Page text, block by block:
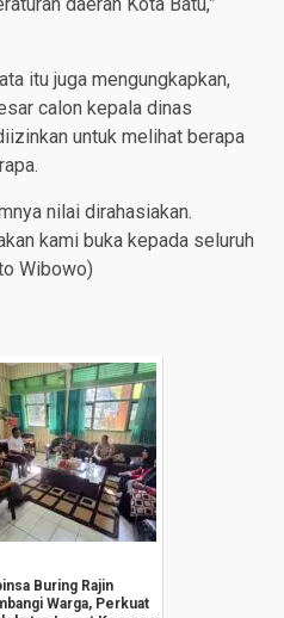
itu juga mengungkapkan,
calon kepala dinas
untuk melihat berapa
nilai dirahasiakan.
kami buka kepada seluruh
Wibowo)
Buring Rajin
Warga, Perkuat